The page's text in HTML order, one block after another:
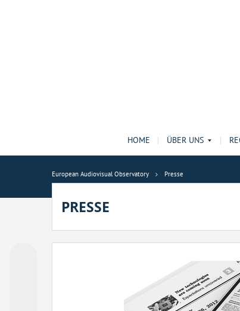
HOME ÜBER UNS
European Audiovisual Observatory Presse
PRESSE